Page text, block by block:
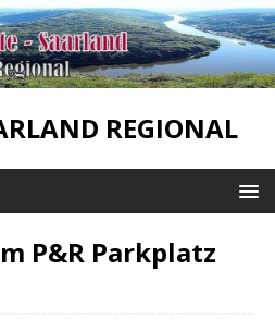
REGIONAL
P&R Parkplatz